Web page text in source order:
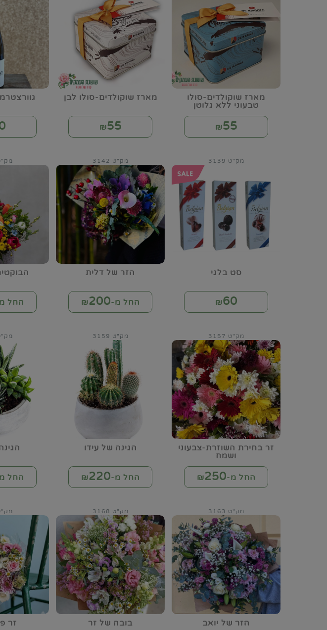
מארז שוקולדים-סולו
טבעוני ללא גלוטן
₪55
מארז שוקולדים-סולו לבן
₪55
סט בלגי
מק"ט 3139
₪60
הזר של דלית
מק"ט 3142
החל מ-₪200
מק"ט
החל
זר בחירת השוזרת-צבעוני
ושמח
מק"ט 3157
החל מ-₪250
הגינה של עידו
מק"ט 3159
החל מ-₪220
מק"ט
החל
הזר של יואב
מק"ט 3163
בובה של זר
מק"ט 3168
זר
מק"ט